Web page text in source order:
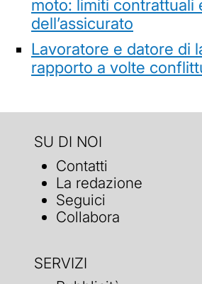
moto: limiti contrattuali
dell’assicurato
Lavoratore e datore di
rapporto a volte
SU DI NOI
Contatti
La redazione
Seguici
Collabora
SERVIZI